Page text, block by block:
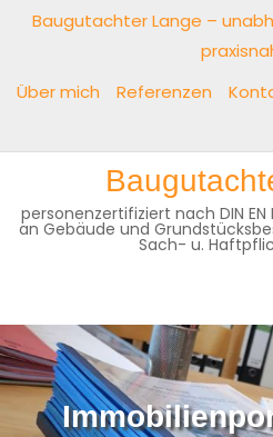
Baugutachter Lange –
Über mich
Referenzen
Lange
–
Über
mich
personenzertifiziert nach DIN EN
an Gebäude und
Sach- u.